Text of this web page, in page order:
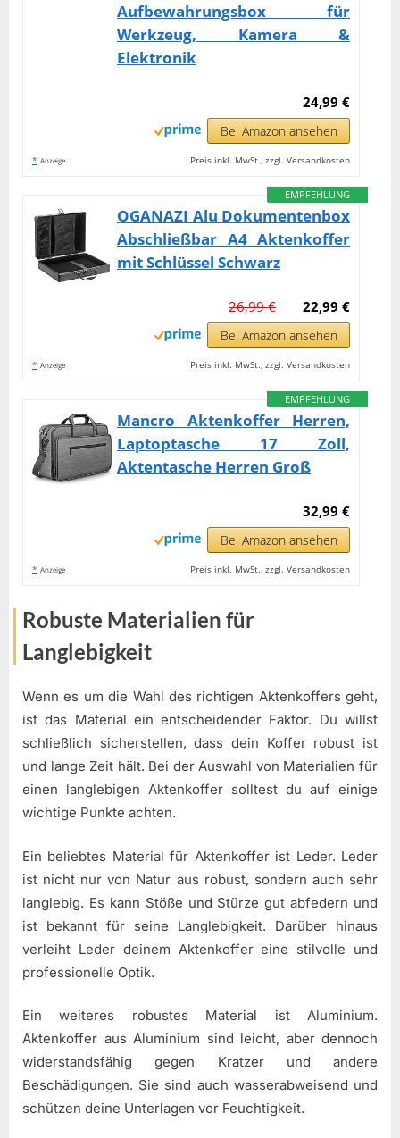
Aufbewahrungsbox für
Werkzeug, Kamera &
Elektronik
24,99 €
Bei Amazon ansehen
* Anzeige Preis inkl. MwSt., zzgl. Versandkosten
EMPFEHLUNG
OGANAZI Alu Dokumentenbox
Abschließbar A4 Aktenkoffer
mit Schlüssel Schwarz
22,99 €
26,99 €
Bei Amazon ansehen
* Anzeige Preis inkl. MwSt., zzgl. Versandkosten
EMPFEHLUNG
Mancro Aktenkoffer Herren,
Laptoptasche 17 Zoll,
Aktentasche Herren Groß
32,99 €
Bei Amazon ansehen
* Anzeige Preis inkl. MwSt., zzgl. Versandkosten
Robuste Materialien für
Langlebigkeit
Wenn es um die Wahl des richtigen Aktenkoffers geht,
ist das Material ein entscheidender Faktor. Du willst
schließlich sicherstellen, dass dein Koffer robust ist
und lange Zeit hält. Bei der Auswahl von Materialien für
einen langlebigen Aktenkoffer solltest du auf einige
wichtige Punkte achten.
Ein beliebtes Material für Aktenkoffer ist Leder. Leder
ist nicht nur von Natur aus robust, sondern auch sehr
langlebig. Es kann Stöße und Stürze gut abfedern und
ist bekannt für seine Langlebigkeit. Darüber hinaus
verleiht Leder deinem Aktenkoffer eine stilvolle und
professionelle Optik.
Ein weiteres robustes Material ist Aluminium.
Aktenkoffer aus Aluminium sind leicht, aber dennoch
widerstandsfähig gegen Kratzer und andere
Beschädigungen. Sie sind auch wasserabweisend und
schützen deine Unterlagen vor Feuchtigkeit.